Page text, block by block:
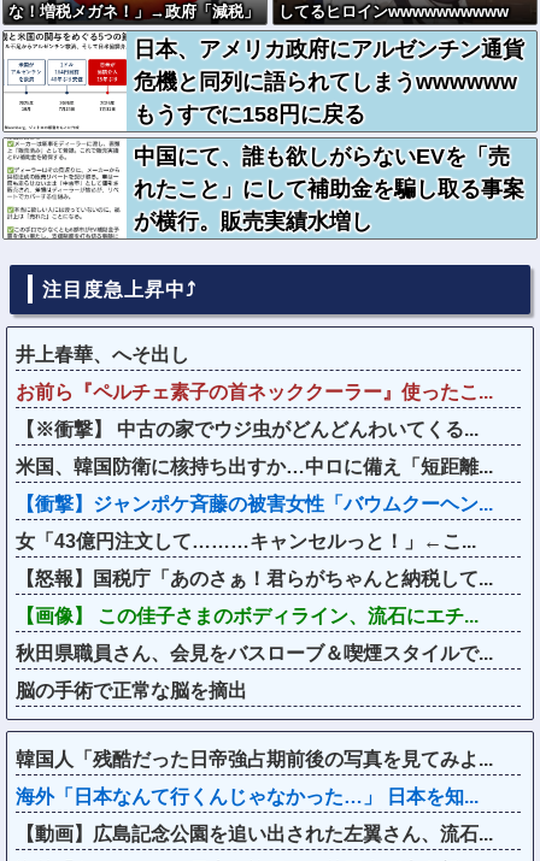
な！増税メガネ！」→政府「減税」
敵「減税すんな！社会保障どうな
る！」
してるヒロインwwwwwwwwww
日本、アメリカ政府にアルゼンチン通貨
危機と同列に語られてしまうwwwwww
もうすでに158円に戻る
中国にて、誰も欲しがらないEVを「売
れたこと」にして補助金を騙し取る事案
が横行。販売実績水増し
注目度急上昇中⤴
井上春華、へそ出し
お前ら『ペルチェ素子の首ネッククーラー』使ったこ...
【※衝撃】 中古の家でウジ虫がどんどんわいてくる...
米国、韓国防衛に核持ち出すか…中ロに備え「短距離...
【衝撃】ジャンポケ斉藤の被害女性「バウムクーヘン...
女「43億円注文して………キャンセルっと！」←こ...
【怒報】国税庁「あのさぁ！君らがちゃんと納税して...
【画像】 この佳子さまのボディライン、流石にエチ...
秋田県職員さん、会見をバスローブ＆喫煙スタイルで...
脳の手術で正常な脳を摘出
韓国人「残酷だった日帝強占期前後の写真を見てみよ...
海外「日本なんて行くんじゃなかった…」 日本を知...
【動画】広島記念公園を追い出された左翼さん、流石...